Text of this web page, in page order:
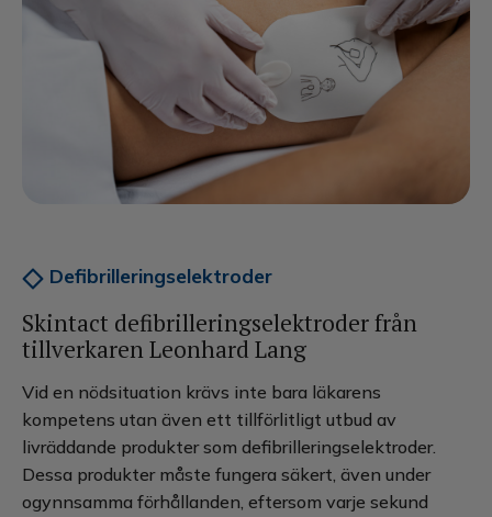
Service & tjänster
Produktkatalog
Kontakt
Defibrilleringselektroder
Skintact defibrilleringselektroder från
tillverkaren Leonhard Lang
Vid en nödsituation krävs inte bara läkarens
kompetens utan även ett tillförlitligt utbud av
livräddande produkter som defibrilleringselektroder.
Dessa produkter måste fungera säkert, även under
ogynnsamma förhållanden, eftersom varje sekund